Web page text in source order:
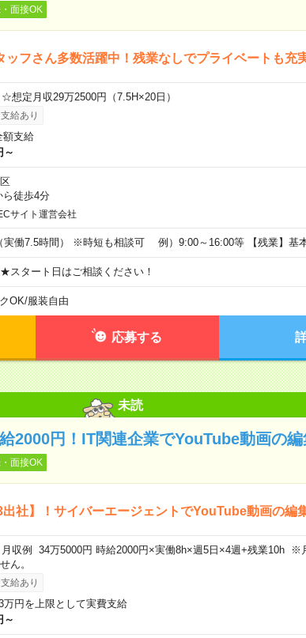
面接OK
ッフさん多数活躍中！残業なしでプライベートも充
定月収29万2500円（7.5H×20日）
給あり
額支給
～
ら徒歩4分
サイト運営会社
実働7.5時間） ※時短も相談可 例）9:00～16:00等 【残業】基
タート日はご相談ください！
OK/服装自由
応募する
未読
2000円！IT関連企業でYouTube動画の
面接OK
出社】！サイバーエージェントでYouTube動画の編
収例 34万5000円 時給2000円×実働8h×週5日×4週+残業10h ※
ん。
給あり
万円を上限として実費支給
～